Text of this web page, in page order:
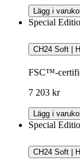
Lägg i
Special
CH24 Soft |
FSC™-
7 203 kr
Lägg i
Special
CH24 Soft |